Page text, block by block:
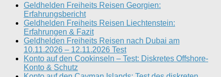
Geldhelden Freiheits Reisen Georgien:
Erfahrungsbericht
Geldhelden Freiheits Reisen Liechtenstein:
Erfahrungen & Fazit
Geldhelden Freiheits Reisen nach Dubai am
10.11.2026 – 12.11.2026 Test
Konto auf den Cookinseln – Test: Diskretes Offshore-
Konto & Schutz